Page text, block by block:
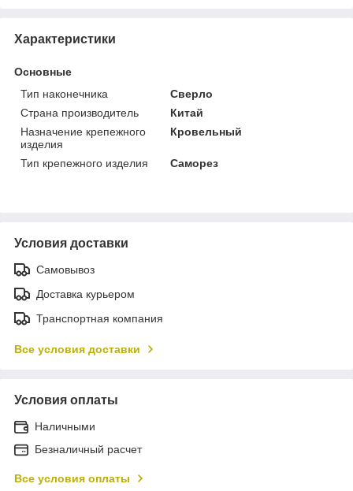
Характеристики
Основные
Тип наконечника
Сверло
Страна производитель
Китай
Назначение крепежного
изделия
Кровельный
Тип крепежного изделия Саморез
Условия доставки
Самовывоз
Доставка курьером
Транспортная компания
Все условия доставки
Условия оплаты
Наличными
Безналичный расчет
Все условия оплаты